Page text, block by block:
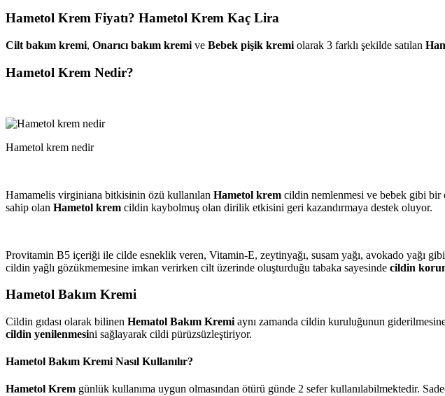
Hametol Krem Fiyatı? Hametol Krem Kaç Lira
Cilt bakım kremi, Onarıcı bakım kremi ve Bebek pişik kremi olarak 3 farklı şekilde satılan
Hametol Krem Nedir?
Hametol krem nedir
Hamamelis virginiana bitkisinin özü kullanılan Hametol krem cildin nemlenmesi ve bebek gibi bir
sahip olan Hametol krem cildin kaybolmuş olan dirilik etkisini geri kazandırmaya destek oluyor.
Provitamin B5 içeriği ile cilde esneklik veren, Vitamin-E, zeytinyağı, susam yağı, avokado yağı
cildin yağlı gözükmemesine imkan verirken cilt üzerinde oluşturduğu tabaka sayesinde cildin
Hametol Bakım Kremi
Cildin gıdası olarak bilinen Hematol Bakım Kremi aynı zamanda cildin kuruluğunun
cildin yenilenmesini sağlayarak cildi pürüzsüzleştiriyor.
Hametol Bakım Kremi Nasıl Kullanılır?
Hametol Krem günlük kullanıma uygun olmasından ötürü günde 2 sefer kullanılabilmektedir.